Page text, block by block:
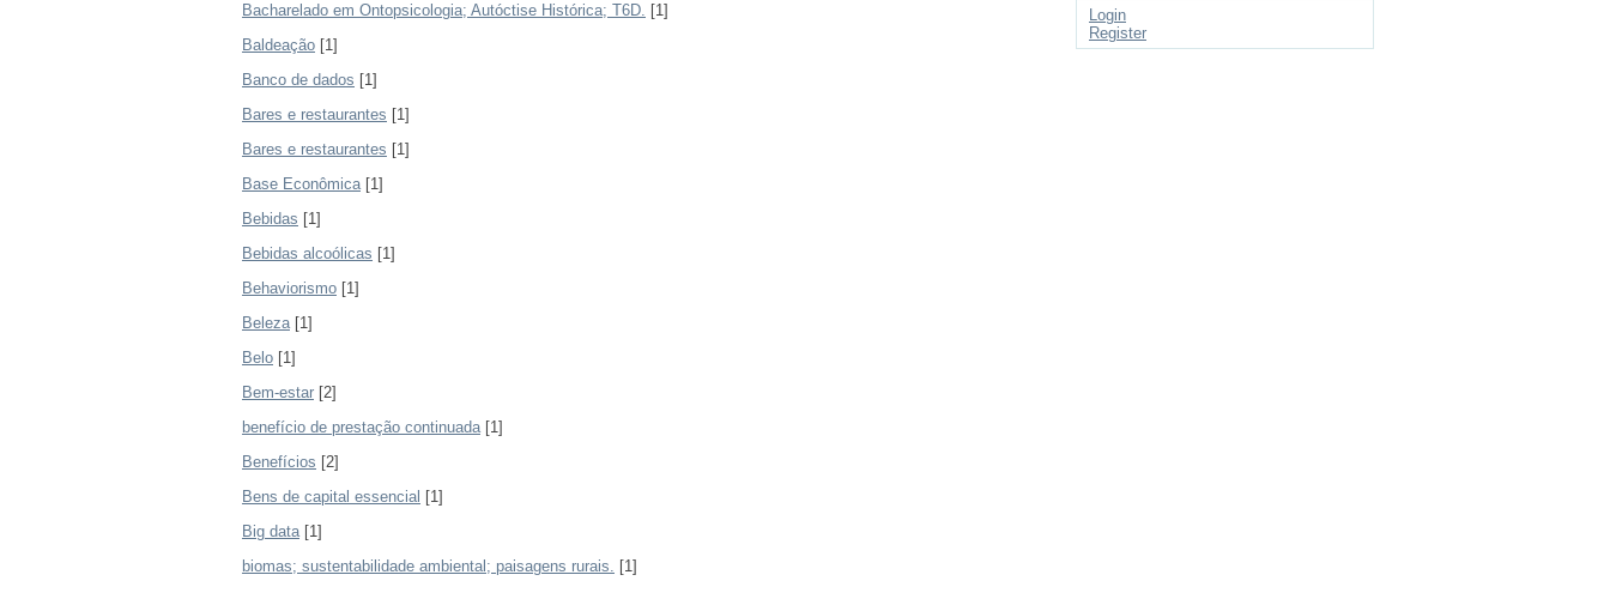
Bacharelado em Ontopsicologia; Autóctise Histórica; T6D. [1]
Baldeação [1]
Banco de dados [1]
Bares e restaurantes [1]
Bares e restaurantes [1]
Base Econômica[1]
Bebidas [1]
Bebidas alcoólicas [1]
Behaviorismo [1]
Beleza[1]
Belo [1]
Bem-estar [2]
benefício de prestação continuada[1]
Benefícios [2]
Bens de capital essencial [1]
Big data[1]
biomas; sustentabilidade ambiental; paisagens rurais. [1]
Login
Register